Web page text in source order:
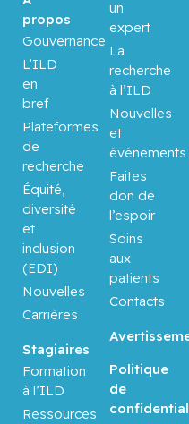
Stagiaires
Formation
à l’ILD
Ressources
propos
Gouvernance
L’ILD
en
bref
Plateformes
de
recherche
Équité,
diversité
et
inclusion
(EDI)
Nouvelles
Carrières
un
expert
La
recherche
à l’ILD
Nouvelles
et
événements
Faites
don de
l’espoir
Soins
aux
patients
Contacts
Politique
de